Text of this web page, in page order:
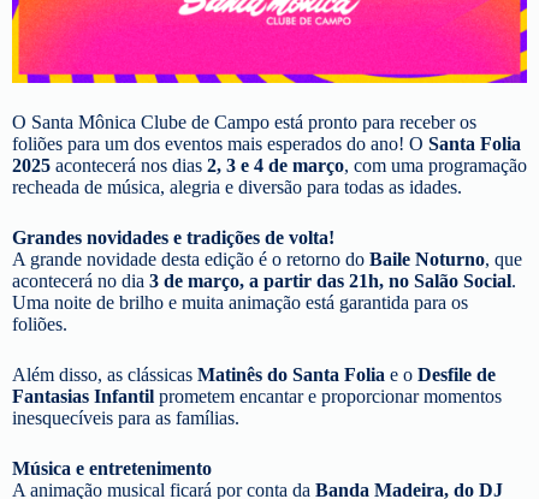
O Santa Mônica Clube de Campo está pronto para receber os
foliões para um dos eventos mais esperados do ano! O Santa Folia
2025 acontecerá nos dias 2, 3 e 4 de março, com uma programação
recheada de música, alegria e diversão para todas as idades.
Grandes novidades e tradições de volta!
A grande novidade desta edição é o retorno do Baile Noturno, que
acontecerá no dia 3 de março, a partir das 21h, no Salão Social.
Uma noite de brilho e muita animação está garantida para os
foliões.
Além disso, as clássicas Matinês do Santa Folia e o Desfile de
Fantasias Infantil prometem encantar e proporcionar momentos
inesquecíveis para as famílias.
Música e entretenimento
A animação musical ficará por conta da Banda Madeira, do DJ